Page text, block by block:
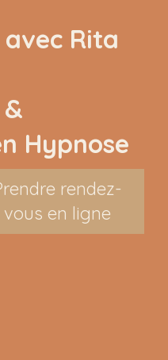
avec Rita
Hypnose
rendez-
vous en ligne